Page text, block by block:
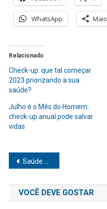
WhatsApp Mais
Relacionado
Check-up: que tal começar
2023 priorizando a sua
saúde?
Julho é o Mês do Homem:
check-up anual pode salvar
vidas
Navegação
de
Post
Saúde mental: descubra práticas simples para melhorar seu bem-estar
VOCÊ DEVE GOSTAR